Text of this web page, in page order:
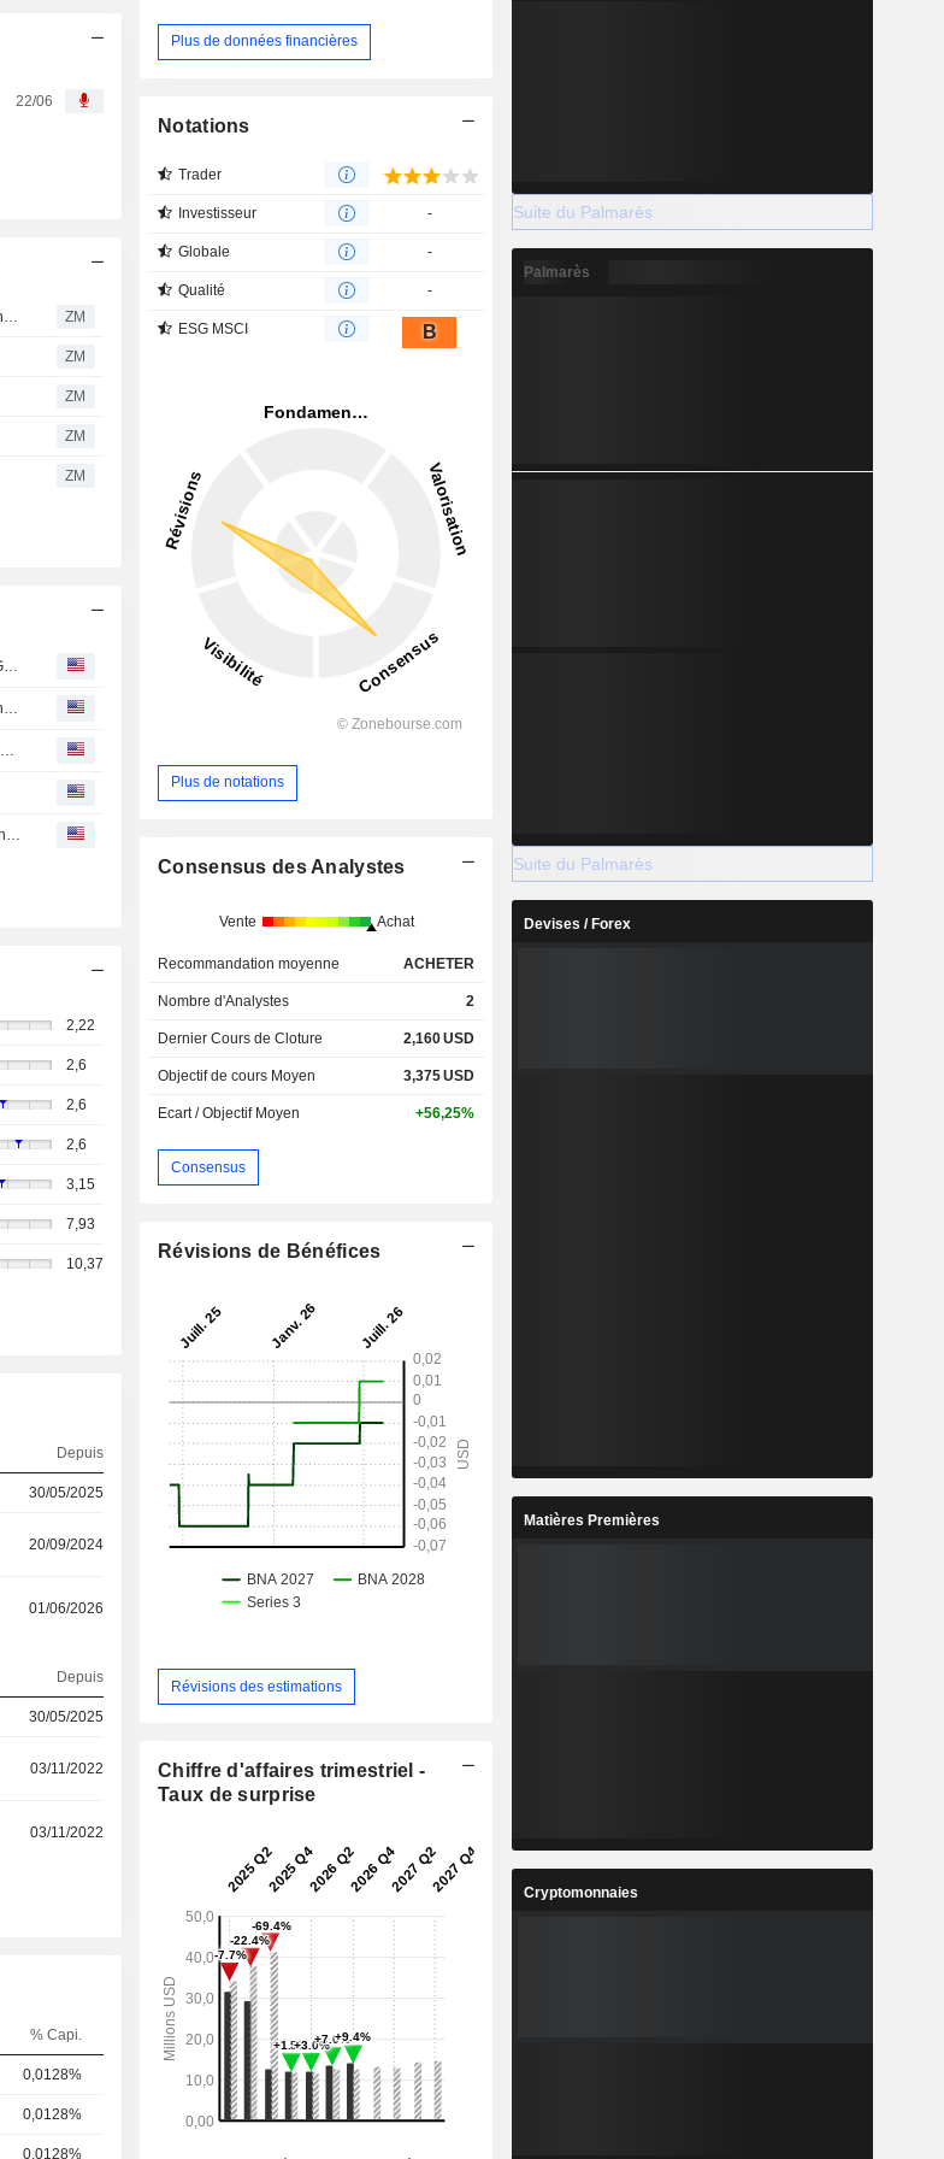
22/06
ZM
ZM
ZM
ZM
ZM
OUTDOOR HOLDING COMPANY TO CONDUCT FIRST QUARTER EARNINGS CALL ON AUGUST 10, 2026 AT 9:00 AM ET
Tranche Update on Outdoor Holding Company's Equity Buyback Plan announced on January 5, 2026.
Outdoor Holding Company Reports Fourth Quarter and Fiscal Year 2026 Financial Results
Outdoor Holding Company Reports Earnings Results for the Fourth Quarter and Full Year Ended March 31, 2026
2,22
2,6
2,6
2,6
3,15
7,93
10,37
Depuis
30/05/2025
20/09/2024
01/06/2026
Depuis
30/05/2025
03/11/2022
03/11/2022
% Capi.
0,0128%
0,0128%
0,0128%
Plus de données financières
Notations
Trader
Investisseur -
Globale -
Qualité -
ESG MSCI B
Plus de notations
Consensus des Analystes
Vente Achat
Recommandation moyenne ACHETER
Nombre d'Analystes 2
Dernier Cours de Cloture 2,160USD
Objectif de cours Moyen 3,375USD
Ecart / Objectif Moyen +56,25%
Consensus
Révisions de Bénéfices
Révisions des estimations
Chiffre d'affaires trimestriel -
Taux de surprise
Suite du Palmarès
Palmarès
Suite du Palmarès
Devises / Forex
Matières Premières
Cryptomonnaies